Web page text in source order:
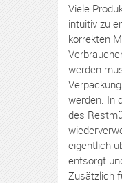
Viele
intuitiv zu
korrekten
werden
werden. In
des
eigentlich
entsorgt
Zusätzlich